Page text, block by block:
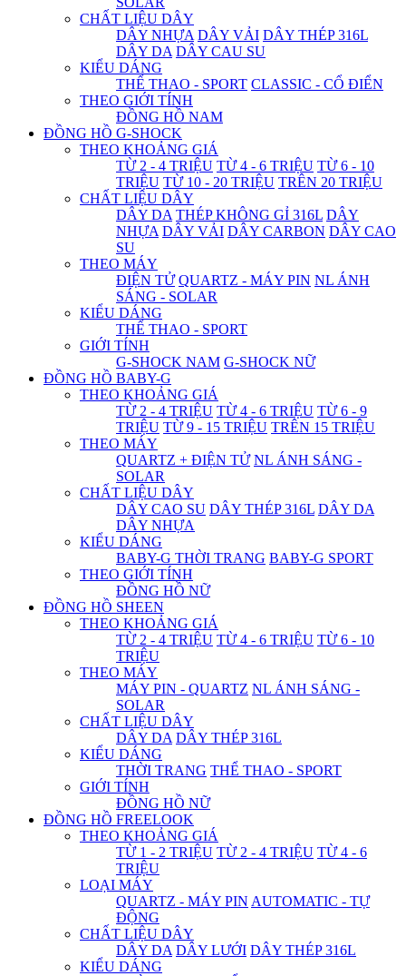
CHẤT LIỆU DÂY
DÂY NHỰA DÂY VẢI DÂY THÉP 316L
DÂY DA DÂY CAU SU
KIỂU DÁNG
THỂ THAO - SPORT CLASSIC - CỔ ĐIỂN
THEO GIỚI TÍNH
ĐỒNG HỒ NAM
ĐỒNG HỒ G-SHOCK
THEO KHOẢNG GIÁ
TỪ 2 - 4 TRIỆU TỪ 4 - 6 TRIỆU TỪ 6 - 10
TRIỆU TỪ 10 - 20 TRIỆU TRÊN 20 TRIỆU
CHẤT LIỆU DÂY
DÂY DA THÉP KHÔNG GỈ 316L DÂY
NHỰA DÂY VẢI DÂY CARBON DÂY CAO
SU
THEO MÁY
ĐIỆN TỬ QUARTZ - MÁY PIN NL ÁNH
SÁNG - SOLAR
KIỂU DÁNG
THỂ THAO - SPORT
GIỚI TÍNH
G-SHOCK NAM G-SHOCK NỮ
ĐỒNG HỒ BABY-G
THEO KHOẢNG GIÁ
TỪ 2 - 4 TRIỆU TỪ 4 - 6 TRIỆU TỪ 6 - 9
TRIỆU TỪ 9 - 15 TRIỆU TRÊN 15 TRIỆU
THEO MÁY
QUARTZ + ĐIỆN TỬ NL ÁNH SÁNG -
SOLAR
CHẤT LIỆU DÂY
DÂY CAO SU DÂY THÉP 316L DÂY DA
DÂY NHỰA
KIỂU DÁNG
BABY-G THỜI TRANG BABY-G SPORT
THEO GIỚI TÍNH
ĐỒNG HỒ NỮ
ĐỒNG HỒ SHEEN
THEO KHOẢNG GIÁ
TỪ 2 - 4 TRIỆU TỪ 4 - 6 TRIỆU TỪ 6 - 10
TRIỆU
THEO MÁY
MÁY PIN - QUARTZ NL ÁNH SÁNG -
SOLAR
CHẤT LIỆU DÂY
DÂY DA DÂY THÉP 316L
KIỂU DÁNG
THỜI TRANG THỂ THAO - SPORT
GIỚI TÍNH
ĐỒNG HỒ NỮ
ĐỒNG HỒ FREELOOK
THEO KHOẢNG GIÁ
TỪ 1 - 2 TRIỆU TỪ 2 - 4 TRIỆU TỪ 4 - 6
TRIỆU
LOẠI MÁY
QUARTZ - MÁY PIN AUTOMATIC - TỰ
ĐỘNG
CHẤT LIỆU DÂY
DÂY DA DÂY LƯỚI DÂY THÉP 316L
KIỂU DÁNG